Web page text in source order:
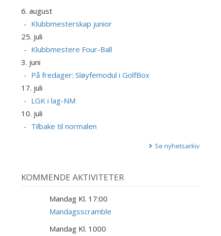
6. august
Klubbmesterskap junior
25. juli
Klubbmestere Four-Ball
3. juni
På fredager: Sløyfemodul i GolfBox
17. juli
LGK i lag-NM
10. juli
Tilbake til normalen
Se nyhetsarkiv
KOMMENDE AKTIVITETER
Mandag Kl. 17:00
Mandagsscramble
Mandag Kl. 1000